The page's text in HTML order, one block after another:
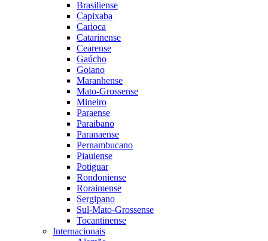
Brasiliense
Capixaba
Carioca
Catarinense
Cearense
Gaúcho
Goiano
Maranhense
Mato-Grossense
Mineiro
Paraense
Paraibano
Paranaense
Pernambucano
Piauiense
Potiguar
Rondoniense
Roraimense
Sergipano
Sul-Mato-Grossense
Tocantinense
Internacionais